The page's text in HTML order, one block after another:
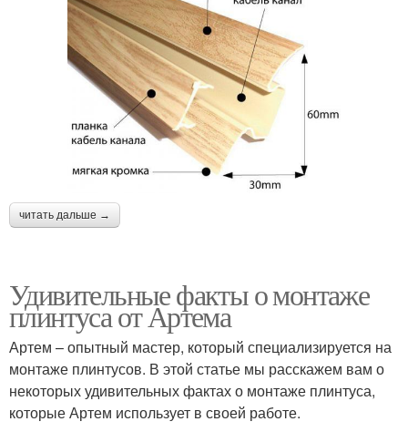
читать дальше →
Удивительные факты о монтаже
плинтуса от Артема
Артем – опытный мастер, который специализируется на
монтаже плинтусов. В этой статье мы расскажем вам о
некоторых удивительных фактах о монтаже плинтуса,
которые Артем использует в своей работе.